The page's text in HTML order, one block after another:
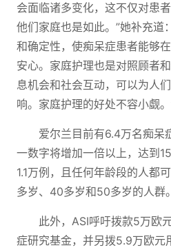
会面临诸多变化，这不仅对患
他们家庭也是如此。”她补充道
和确定性，使痴呆症患者能够
安心。家庭护理也是对照顾者
息机会和社会互动，可以为人
响。家庭护理的好处不容小觑
爱尔兰目前有6.4万名痴
一数字将增加一倍以上，达到
1.1万例，且任何年龄段的人都
多岁、40多岁和50多岁的人群。
此外，ASI呼吁拨款5万欧
症研究基金，并另拨5.9万欧元